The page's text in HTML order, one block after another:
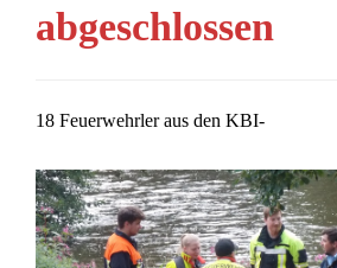
abgeschlossen
18 Feuerwehrler aus den KBI-